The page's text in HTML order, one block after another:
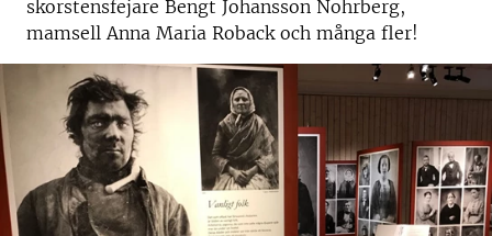
skorstensfejare Bengt Johansson Nohrberg,
mamsell Anna Maria Roback och många fler!